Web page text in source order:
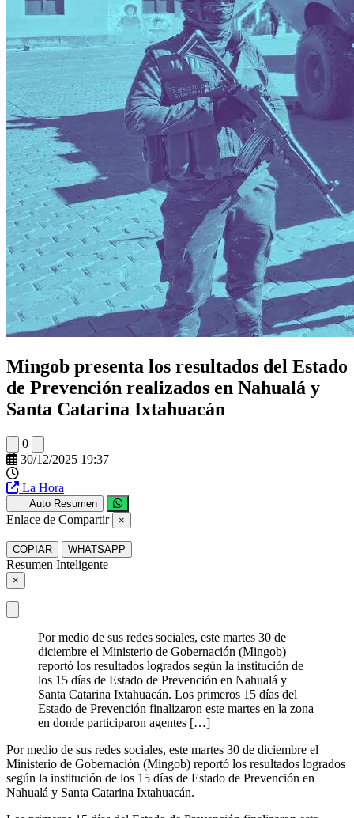
Mingob presenta los resultados del Estado
de Prevención realizados en Nahualá y
Santa Catarina Ixtahuacán
0
30/12/2025 19:37
La Hora
Auto Resumen
Enlace de Compartir ×
COPIAR WHATSAPP
Resumen Inteligente
×
Por medio de sus redes sociales, este martes 30 de
diciembre el Ministerio de Gobernación (Mingob)
reportó los resultados logrados según la institución de
los 15 días de Estado de Prevención en Nahualá y
Santa Catarina Ixtahuacán. Los primeros 15 días del
Estado de Prevención finalizaron este martes en la zona
en donde participaron agentes […]
Por medio de sus redes sociales, este martes 30 de diciembre el
Ministerio de Gobernación (Mingob) reportó los resultados logrados
según la institución de los 15 días de Estado de Prevención en
Nahualá y Santa Catarina Ixtahuacán.